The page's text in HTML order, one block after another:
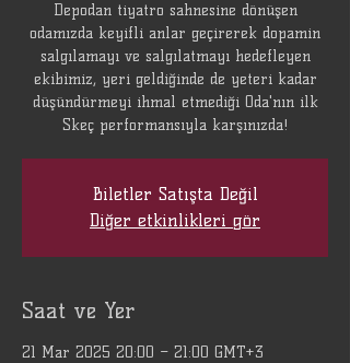
Depodan tiyatro sahnesine dönüşen
odamızda keyifli anlar geçirerek dopamin
salgılamayı ve salgılatmayı hedefleyen
ekibimiz, yeri geldiğinde de yeteri kadar
düşündürmeyi ihmal etmediği Oda'nın ilk
Skeç performansıyla karşınızda!
Biletler Satışta Değil
Diğer etkinlikleri gör
Saat ve Yer
21 Mar 2025 20:00 – 21:00 GMT+3